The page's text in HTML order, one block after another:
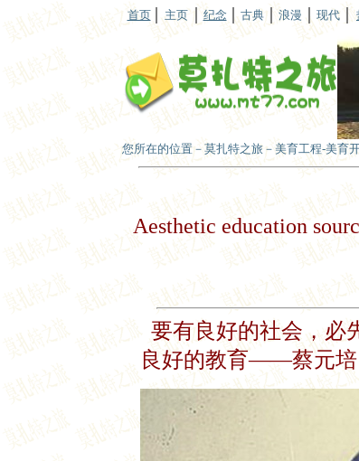
首页 主页 纪念 古典 浪漫 现代
您所在的位置－莫扎特之旅－美育工程-美育
Aesthetic education
要有良好的社会，必
良好的教育——蔡元培